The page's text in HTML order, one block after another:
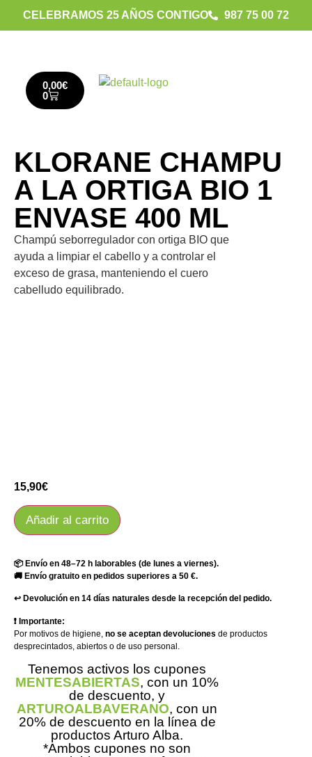
CELEBRAMOS 25 AÑOS CONTIGO 987 75 00 72
0,00€
0
KLORANE CHAMPU
A LA ORTIGA BIO 1
ENVASE 400 ML
Champú seborregulador con ortiga BIO que
ayuda a limpiar el cabello y a controlar el
exceso de grasa, manteniendo el cuero
cabelludo equilibrado.
15,90€
Añadir al carrito
📦 Envío en 48–72 h laborables (de lunes a viernes).
🚚 Envío gratuito en pedidos superiores a 50 €.
↩️ Devolución en 14 días naturales desde la recepción del pedido.
❗ Importante:
Por motivos de higiene, no se aceptan devoluciones de productos
desprecintados, abiertos o de uso personal.
Tenemos activos los cupones
MENTESABIERTAS, con un 10%
de descuento, y
ARTUROALBAVERANO, con un
20% de descuento en la línea de
productos Arturo Alba.
*Ambos cupones no son